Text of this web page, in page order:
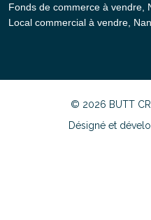
Fonds de commerce à vendre,
Local commercial à vendre,
© 2026 BUTT
Désigné et